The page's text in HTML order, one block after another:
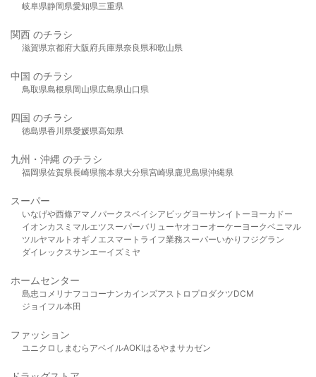
岐阜県静岡県愛知県三重県
関西 のチラシ
滋賀県京都府大阪府兵庫県奈良県和歌山県
中国 のチラシ
鳥取県島根県岡山県広島県山口県
四国 のチラシ
徳島県香川県愛媛県高知県
九州・沖縄 のチラシ
福岡県佐賀県長崎県熊本県大分県宮崎県鹿児島県沖縄県
スーパー
いなげや西條アマノパークスベイシア ビッグヨーサンイトーヨーカドー
イオンカスミ マルエツスーパーバリューヤオコーオーケー ヨークベニマル
ツルヤマルト オギノ エスマート ライフ業務スーパーいかり フジグラン
ダイレックスサンエーイズミヤ
ホームセンター
島忠 コメリ ナフコ コーナンカインズアストロプロダクツDCM
ジョイフル本田
ファッション
ユニクロ しまむら アベイルAOKIはるやま サカゼン